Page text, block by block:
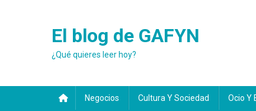
El blog de GAFYN
¿Qué quieres leer hoy?
Negocios Cultura Y Sociedad Ocio Y